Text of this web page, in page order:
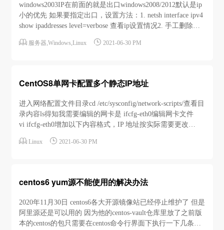
windows2003IP在前面的就是出口windows2008/2012默认是ip
小的优先 如果要指定出口，设置方法：1. netsh interface ipv4
show ipaddresses level=verbose 查看ip设置情况2. 手工删除不
61.139.126.25/...
 服务器 Windows Linux  2021-06-30 PM
CentOS8单网卡配置多个静态IP地址
进入网络配置文件目录cd /etc/sysconfig/network-scripts/查看目
录内容ls得知我需要编辑的网卡是 ifcfg-eth0编辑网卡文件
vi ifcfg-eth0增加以下内容格式，IP 地址按实际需要更改
成 staticIPADDR0=192.168.8.253NETMA...
 Linux  2021-06-30 PM
centos6 yum源不能使用的解决办法
2020年11月30日 centos6各大开源镜像站已经停止维护了 但是
阿里源还是可以用的 因为他的centos-vault仓库里放了之前版
本的centos的包只需要在centos命令行界面下执行一下几条命